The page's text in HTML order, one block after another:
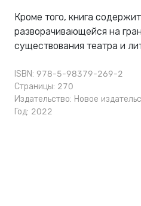
Кроме того, книга
разворачивающейся на
существования театра и
ISBN: 978-5-98379-269-2
Страницы: 270
Издательство: Новое
Год: 2022